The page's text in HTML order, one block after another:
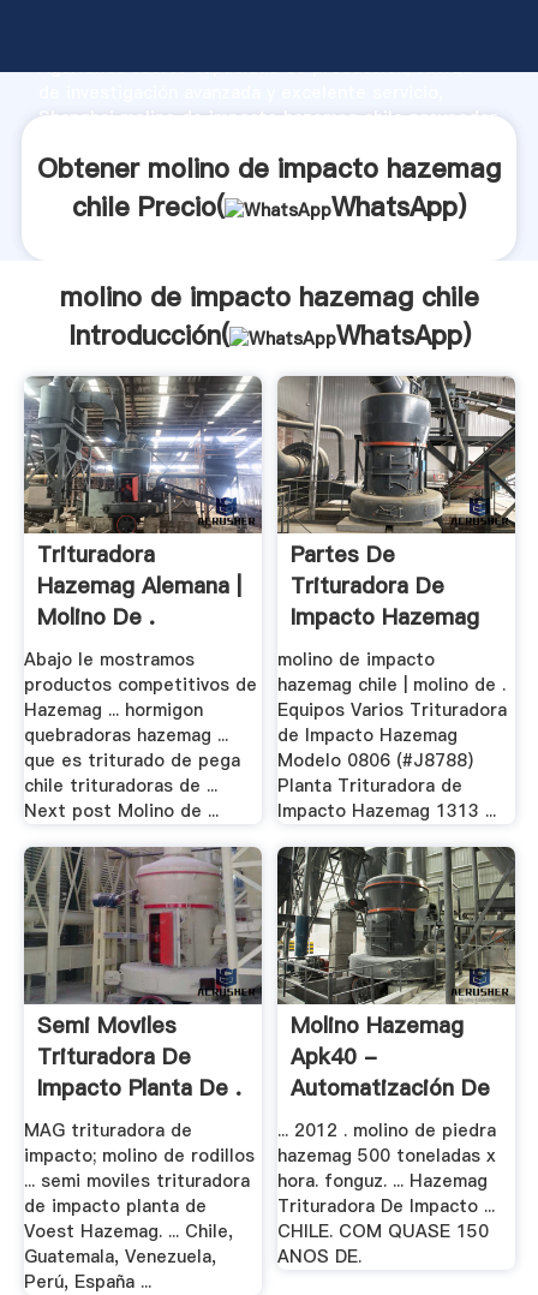
Agarrando fuerte capacidad de producción, fuerza
Shanghai molino de impacto hazemag chile proveedor
Obtener molino de impacto hazemag
chile Precio(
WhatsApp)
molino de impacto hazemag chile
Introducción(
WhatsApp)
Trituradora
Hazemag Alemana |
Molino De .
Abajo le mostramos
productos competitivos de
Hazemag ... hormigon
quebradoras hazemag ...
que es triturado de pega
chile trituradoras de ...
Next post Molino de ...
Partes De
Trituradora De
Impacto Hazemag
– .
molino de impacto
hazemag chile | molino de .
Equipos Varios Trituradora
de Impacto Hazemag
Modelo 0806 (#J8788)
Planta Trituradora de
Impacto Hazemag 1313 ...
Semi Moviles
Trituradora De
Impacto Planta De .
MAG trituradora de
impacto; molino de rodillos
... semi moviles trituradora
de impacto planta de
Voest Hazemag. ... Chile,
Guatemala, Venezuela,
Perú, España ...
Molino Hazemag
Apk40 -
Automatización De
.
... 2012 . molino de piedra
hazemag 500 toneladas x
hora. fonguz. ... Hazemag
Trituradora De Impacto ...
CHILE. COM QUASE 150
ANOS DE.